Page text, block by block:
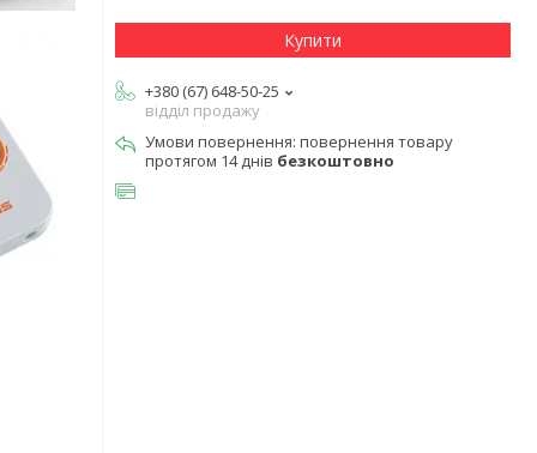
Купити
+380 (67) 648-50-25
відділ продажу
повернення товару
протягом 14 днів безкоштовно